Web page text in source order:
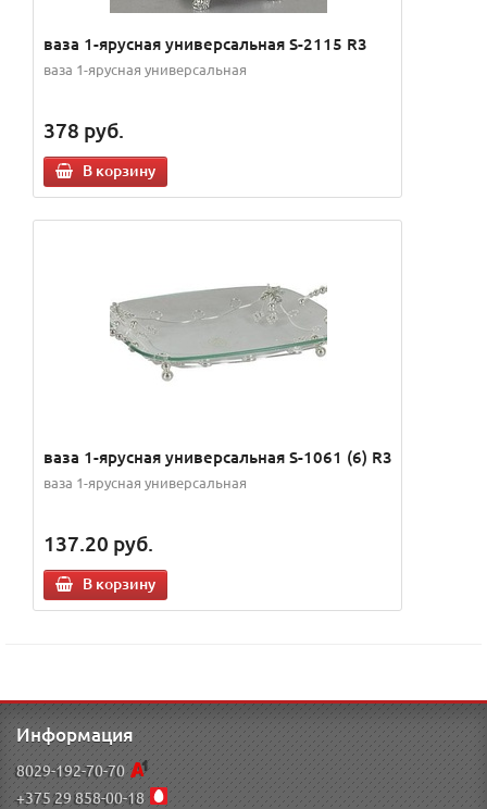
ваза 1-ярусная универсальная S-2115 R3
ваза 1-ярусная универсальная
378 руб.
В корзину
ваза 1-ярусная универсальная S-1061 (6) R3
ваза 1-ярусная универсальная
137.20 руб.
В корзину
Информация
8029-192-70-70
+375 29 858-00-18